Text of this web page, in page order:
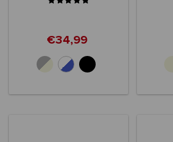
€34,99